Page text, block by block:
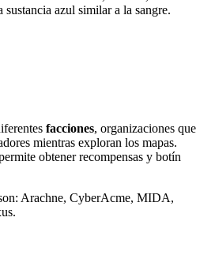
sustancia azul similar a la sangre.
facciones, organizaciones que
mientras exploran los mapas.
obtener recompensas y botín
Arachne, CyberAcme, MIDA,